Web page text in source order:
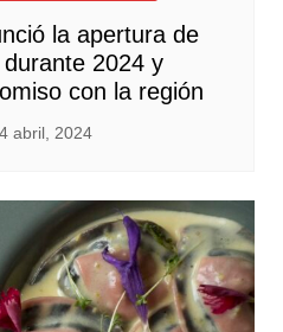
la apertura de
2024 y
con la región
abril, 2024